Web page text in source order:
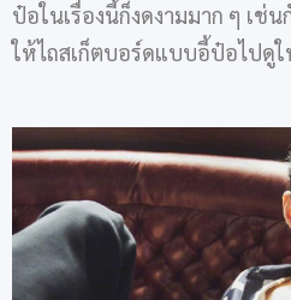
ป๋อในเรื่องนี้ก็งดงามมาก ๆ เช่
ให้ไถสเก็ตบอร์ดแบบอี้ป๋อไปดูใ